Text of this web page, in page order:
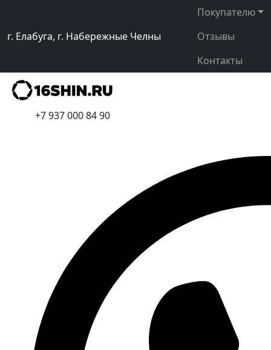
г. Елабуга, г. Набережные Челны
Покупателю
Отзывы
Контакты
+7 937 000 84 90